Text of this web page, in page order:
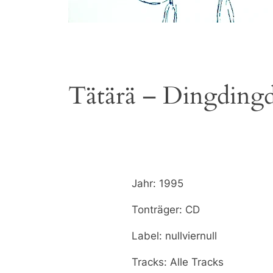
Tätärä –
Jahr: 1995
Tonträger: CD
Label: nullviernull
Tracks: Alle Tracks